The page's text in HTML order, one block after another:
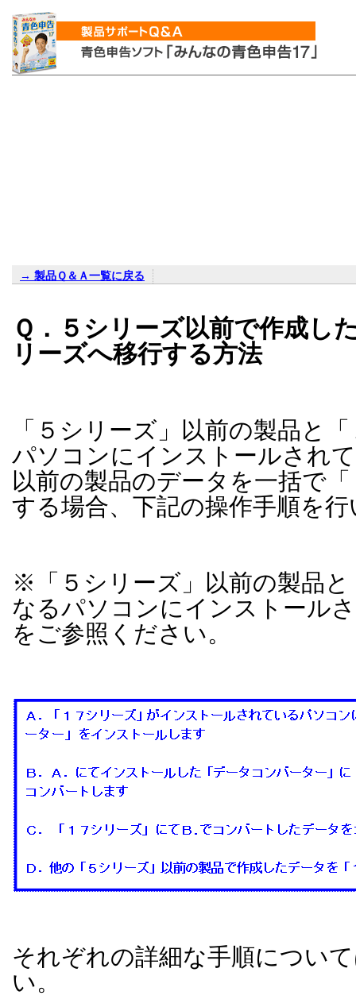
→ 製品Ｑ＆Ａ一覧に戻る
Ｑ．５シリーズ以前で作成し
リーズへ移行する方法
「５シリーズ」以前の製品と
パソコンにインストールされ
以前の製品のデータを一括で
する場合、下記の操作手順を
※「５シリーズ」以前の製品
なるパソコンにインストール
をご参照ください。
それぞれの詳細な手順につい
い。